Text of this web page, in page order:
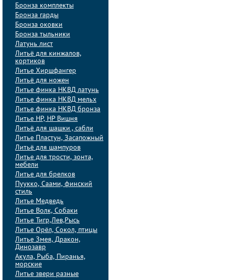
Бронза комплекты
Бронза гарды
Бронза оковки
Бронза тыльники
Латунь лист
Литьё для кинжалов,
кортиков
Литье Хиршфангер
Литьё для ножен
Литье финка НКВД латунь
Литье финка НКВД мельх
Литье финка НКВД бронза
Литье НР, НР Вишня
Литьё для шашки , сабли
Литье Пластун, Засапожный
Литьё для шампуров
Литье для трости, зонта,
мебели
Литье для брелков
Пуукко, Саами, финский
стиль
Литье Медведь
Литье Волк, Собаки
Литье Тигр,Лев,Рысь
Литье Орёл, Сокол, птицы
Литье Змея, Дракон,
Динозавр
Акула, Рыба, Пиранья,
морские
Литье звери разные